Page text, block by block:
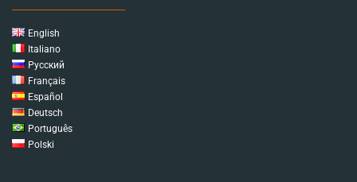
English
Italiano
Русский
Français
Español
Deutsch
Português
Polski